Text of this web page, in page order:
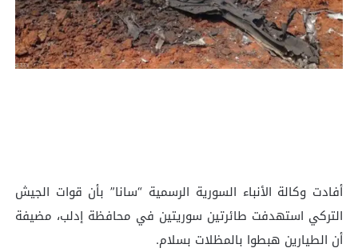
أفادت وكالة الأنباء السورية الرسمية “سانا” بأن قوات الجيش
التركي استهدفت طائرتين سوريتين في محافظة إدلب، مضيفة
أن الطيارين هبطوا بالمظلات بسلام.